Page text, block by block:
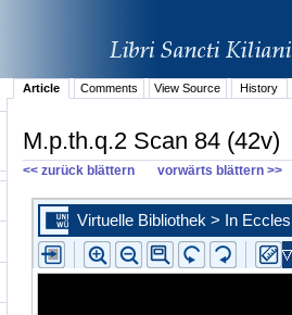
Article Comments View Source History
M.p.th.q.2 Scan 84 (42v)
<< zurück blättern vorwärts blättern >>